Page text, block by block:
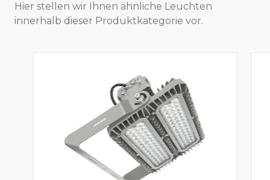
Hier stellen wir Ihnen ähnliche Leuchten
innerhalb dieser Produktkategorie vor.